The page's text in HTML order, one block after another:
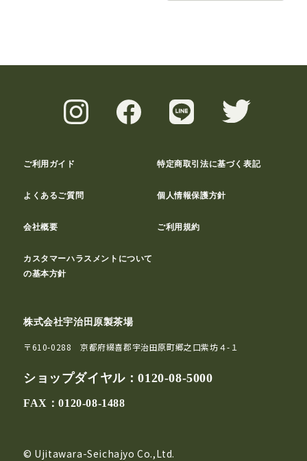
ご利用ガイド 特定商取引法に基づく表記
よくあるご質問 個人情報保護方針
会社概要 ご利用規約
カスタマーハラスメントについて
の基本方針
株式会社宇治田原製茶場
〒610-0288 京都府綴喜郡宇治田原町郷之口紫坊４-１
ショップダイヤル：0120-08-5000
FAX：0120-08-1488
© Ujitawara-Seichajyo Co.,Ltd.